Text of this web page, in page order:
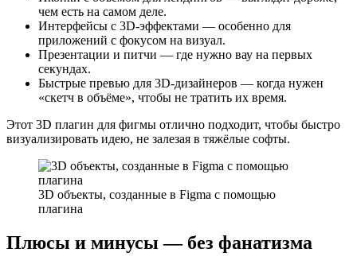
чем есть на самом деле.
Интерфейсы с 3D-эффектами — особенно для
приложений с фокусом на визуал.
Презентации и питчи — где нужно вау на первых
секундах.
Быстрые превью для 3D-дизайнеров — когда нужен
«скетч в объёме», чтобы не тратить их время.
Этот 3D плагин для фигмы отлично подходит, чтобы быстро
визуализировать идею, не залезая в тяжёлые софты.
3D объекты, созданные в Figma с помощью
плагина
Плюсы и минусы — без фанатизма